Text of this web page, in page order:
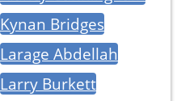
Kynan Bridges
Larage Abdellah
Larry Burkett